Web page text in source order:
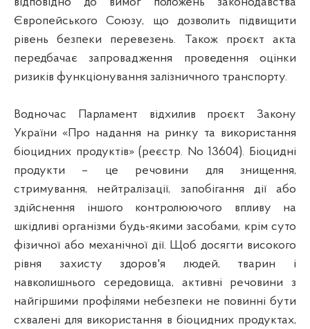
Європейського Союзу, що дозволить підвищити
рівень безпеки перевезень. Також проєкт акта
передбачає запровадження проведення оцінки
ризиків функціонування залізничного транспорту.
Водночас Парламент відхилив проєкт Закону
України «Про надання на ринку та використання
біоцидних продуктів» (реєстр. No 13604). Біоцидні
продукти – це речовини для знищення,
стримування, нейтралізації, запобігання дії або
здійснення іншого контролюючого впливу на
шкідливі організми будь-якими засобами, крім суто
фізичної або механічної дії. Щоб досягти високого
рівня захисту здоров'я людей, тварин і
навколишнього середовища, активні речовини з
найгіршими профілями небезпеки не повинні бути
схвалені для використання в біоцидних продуктах,